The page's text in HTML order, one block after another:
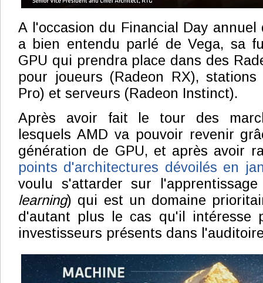
A l'occasion du Financial Day annuel
a bien entendu parlé de Vega, sa
GPU qui prendra place dans des
pour joueurs (Radeon RX),
Pro) et serveurs (Radeon Instinct).
Après avoir fait le tour des
lesquels AMD va pouvoir revenir
génération de GPU, et après avoir
points d'architectures dévoilés en
voulu s'attarder sur
learning) qui est un domaine
d'autant plus le cas qu'il intéresse
investisseurs présents dans